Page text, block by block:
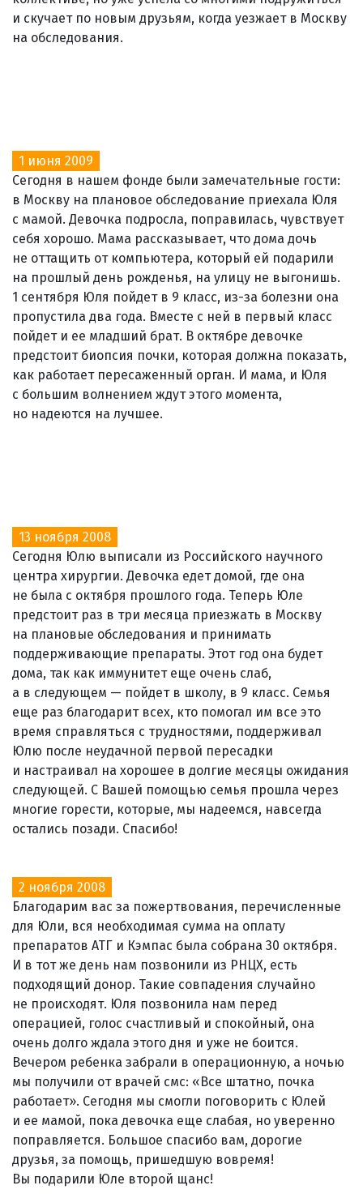
и скучает по новым друзьям, когда уезжает в Москву
на обследования.
1 июня 2009
Сегодня в нашем фонде были замечательные гости:
в Москву на плановое обследование приехала Юля
с мамой. Девочка подросла, поправилась, чувствует
себя хорошо. Мама рассказывает, что дома дочь
не оттащить от компьютера, который ей подарили
на прошлый день рожденья, на улицу не выгонишь.
1 сентября Юля пойдет в 9 класс, из-за болезни она
пропустила два года. Вместе с ней в первый класс
пойдет и ее младший брат. В октябре девочке
предстоит биопсия почки, которая должна показать,
как работает пересаженный орган. И мама, и Юля
с большим волнением ждут этого момента,
но надеются на лучшее.
13 ноября 2008
Сегодня Юлю выписали из Российского научного
центра хирургии. Девочка едет домой, где она
не была с октября прошлого года. Теперь Юле
предстоит раз в три месяца приезжать в Москву
на плановые обследования и принимать
поддерживающие препараты. Этот год она будет
дома, так как иммунитет еще очень слаб,
а в следующем — пойдет в школу, в 9 класс. Семья
еще раз благодарит всех, кто помогал им все это
время справляться с трудностями, поддерживал
Юлю после неудачной первой пересадки
и настраивал на хорошее в долгие месяцы ожидания
следующей. С Вашей помощью семья прошла через
многие горести, которые, мы надеемся, навсегда
остались позади. Спасибо!
2 ноября 2008
Благодарим вас за пожертвования, перечисленные
для Юли, вся необходимая сумма на оплату
препаратов АТГ и Кэмпас была собрана 30 октября.
И в тот же день нам позвонили из РНЦХ, есть
подходящий донор. Такие совпадения случайно
не происходят. Юля позвонила нам перед
операцией, голос счастливый и спокойный, она
очень долго ждала этого дня и уже не боится.
Вечером ребенка забрали в операционную, а ночью
мы получили от врачей смс: «Все штатно, почка
работает». Сегодня мы смогли поговорить с Юлей
и ее мамой, пока девочка еще слабая, но уверенно
поправляется. Большое спасибо вам, дорогие
друзья, за помощь, пришедшую вовремя!
Вы подарили Юле второй щанс!